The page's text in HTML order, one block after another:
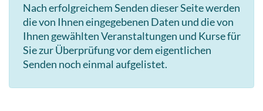
Nach erfolgreichem Senden dieser Seite werden
die von Ihnen eingegebenen Daten und die von
Ihnen gewählten Veranstaltungen und Kurse für
Sie zur Überprüfung vor dem eigentlichen
Senden noch einmal aufgelistet.